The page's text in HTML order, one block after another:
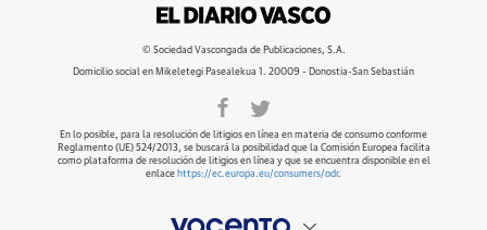
© Sociedad Vascongada de Publicaciones, S.A.
Domicilio social en Mikeletegi Pasealekua 1. 20009 - Donostia-San Sebastián
En lo posible, para la resolución de litigios en línea en materia de consumo conforme
Reglamento (UE) 524/2013, se buscará la posibilidad que la Comisión Europea facilita
como plataforma de resolución de litigios en línea y que se encuentra disponible en el
enlace https://ec.europa.eu/consumers/odr.